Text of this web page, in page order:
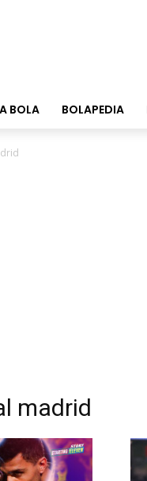
BOLA BOLAPEDIA
madrid